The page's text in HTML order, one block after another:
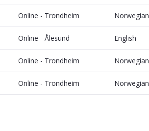
Online - Trondheim Norwegian
Online - Ålesund English
Online - Trondheim Norwegian
Online - Trondheim Norwegian